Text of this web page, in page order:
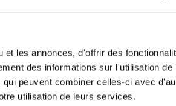
les annonces, d'offrir des
des informations sur l'utilisation de
peuvent combiner celles-ci avec
utilisation de leurs services.
en cuir PU avec
x 8.7 x 1.8cm
housse sous-marine -